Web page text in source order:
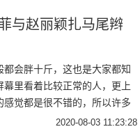
与赵丽颖扎马尾辫
都会胖十斤，这也是大家都知
幕里看着比较正常的人，更上
感觉都是很不错的，所以许多
镜更加好看，也是会格外控制
2020-08-03 11:23:28